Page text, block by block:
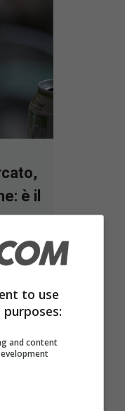
è il
2023
to use
and content